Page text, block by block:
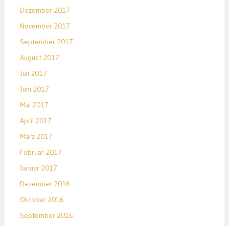
Dezember 2017
November 2017
September 2017
August 2017
Juli 2017
Juni 2017
Mai 2017
April 2017
März 2017
Februar 2017
Januar 2017
Dezember 2016
Oktober 2016
September 2016